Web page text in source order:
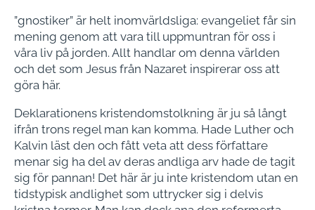
”gnostiker” är helt inomvärldsliga: evangeliet får sin
mening genom att vara till uppmuntran för oss i
våra liv på jorden. Allt handlar om denna världen
och det som Jesus från Nazaret inspirerar oss att
göra här.
Deklarationens kristendomstolkning är ju så långt
ifrån trons regel man kan komma. Hade Luther och
Kalvin läst den och fått veta att dess författare
menar sig ha del av deras andliga arv hade de tagit
sig för pannan! Det här är ju inte kristendom utan en
tidstypisk andlighet som uttrycker sig i delvis